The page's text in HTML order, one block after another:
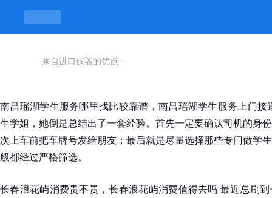
来自进口仪器的优点 ·
南昌瑶湖学生服务哪里找比较靠谱，南昌瑶湖学生服务上门
生学姐，她倒是总结出了一套经验。首先一定要确认司机的身
次上车前把车牌号发给朋友；最后就是尽量选择那些专门做学
般都经过严格筛选。
长春浪花屿消费贵不贵，长春浪花屿消费值得去吗 最近总刷